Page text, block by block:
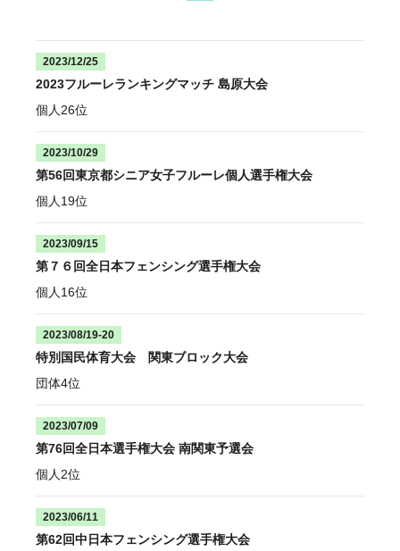
2023/12/25
2023フルーレランキングマッチ 島原大会
個人26位
2023/10/29
第56回東京都シニア女子フルーレ個人選手権大会
個人19位
2023/09/15
第７６回全日本フェンシング選手権大会
個人16位
2023/08/19-20
特別国民体育大会 関東ブロック大会
団体4位
2023/07/09
第76回全日本選手権大会 南関東予選会
個人2位
2023/06/11
第62回中日本フェンシング選手権大会